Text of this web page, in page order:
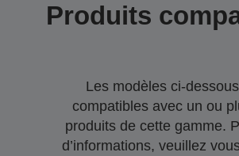
Produits
Les modèles ci-
compatibles avec un ou
produits de cette gamme.
d’informations, veuillez